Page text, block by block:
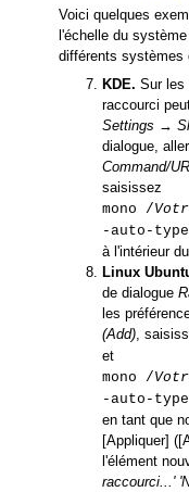
Voici quelques
l'échelle du
différents systèmes
KDE. Sur les
raccourci
Settings →
dialogue,
Command/
saisissez
mono /
-auto-type
à l'intérieur
Linux
de dialogue
les
(Add),
et
mono /
-auto-type
en tant que
[Appliquer]
l'élément
raccourci...'